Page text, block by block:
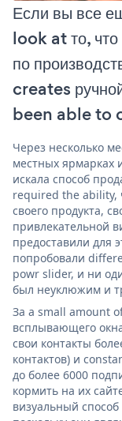
Если вы все
look at то,
по
creates
been able to
Через несколько
местных ярмарках
искала способ
required the ability,
своего продукта,
привлекательной
предоставили для
попробовали
powr slider, и ни
был неуклюжим и
За a small amount
всплывающего
свои контакты
контактов) и
до более 6000
кормить на их
визуальный